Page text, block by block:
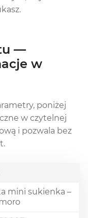
—
w
poniżej
w czytelnej
i pozwala bez
mini sukienka –